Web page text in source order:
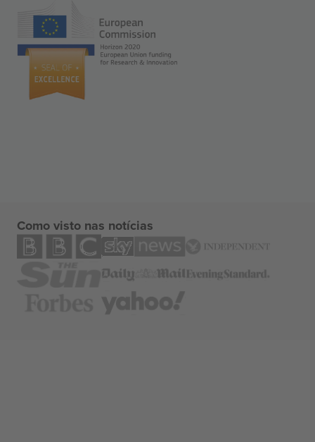
Como visto nas notícias